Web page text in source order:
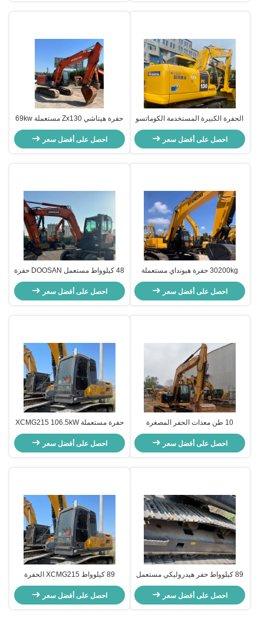
الحفرة الكبيرة المستخدمة الكوماتسو
الهيدروليكية نوع الكوماتسو PC 130
احصل على أفضل سعر
حفرة هيتاشي Zx130 مستعملة 69kw
معدات البناء حفرة الزحف
احصل على أفضل سعر
30200kg حفرة هيونداي مستعملة
HYUNDAI 305LC-9S 198KW حفرة
الزحف
احصل على أفضل سعر
48 كيلوواط مستعمل DOOSAN حفرة
آلة Doosan DX60W الحفرة الزحفية
الهيدروليكية 5550 كجم
احصل على أفضل سعر
10 طن معدات الحفر المصغرة
المستخدمة الحفرة Cat310 للبناء
احصل على أفضل سعر
حفرة مستعملة XCMG215 106.5kW
حفرة الزحف للمزارع
احصل على أفضل سعر
89 كيلوواط حفر هيدروليكي مستعمل
XCMG XE215 معدات البناء الثقيلة
اليد الثانية
احصل على أفضل سعر
89 كيلوواط XCMG215 الحفرة
الهيدروليكية المستخدمة للبناء الثقيل
احصل على أفضل سعر